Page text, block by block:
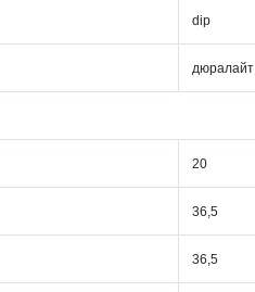
dip
дюралайт
20
36,5
36,5